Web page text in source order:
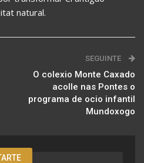
natural.
SEGUINTE
O colexio Monte Caxado
acolle nas Pontes o
programa de ocio infantil
Mundoxogo